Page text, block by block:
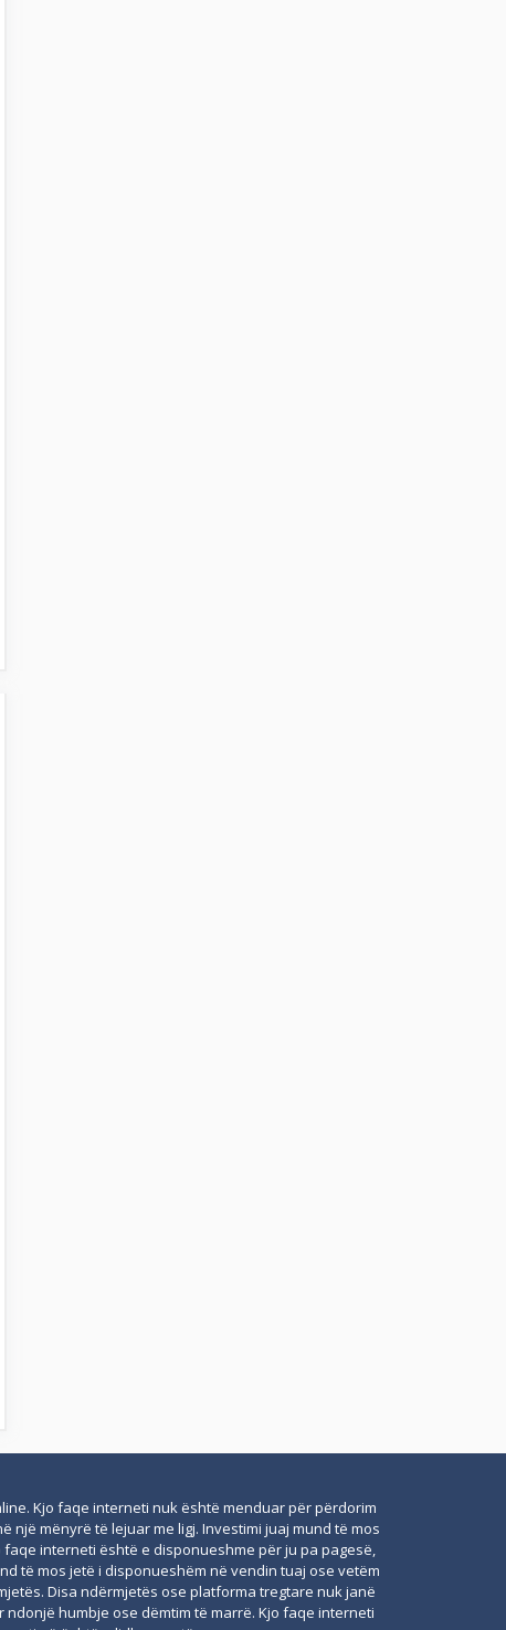
Kjo faqe interneti nuk është menduar për përdorim
mënyrë të lejuar me ligj. Investimi juaj mund të mos
interneti është e disponueshme për ju pa pagesë,
të mos jetë i disponueshëm në vendin tuaj ose vetëm
Disa ndërmjetës ose platforma tregtare nuk janë
humbje ose dëmtim të marrë. Kjo faqe interneti